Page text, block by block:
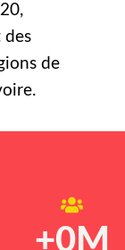
des
de
+0 M